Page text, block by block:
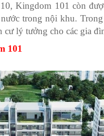
Kingdom 101 còn
trong nội khu.
lý tưởng cho các gia
101